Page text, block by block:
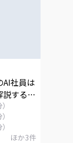
AI社員は
説する
ほか3件